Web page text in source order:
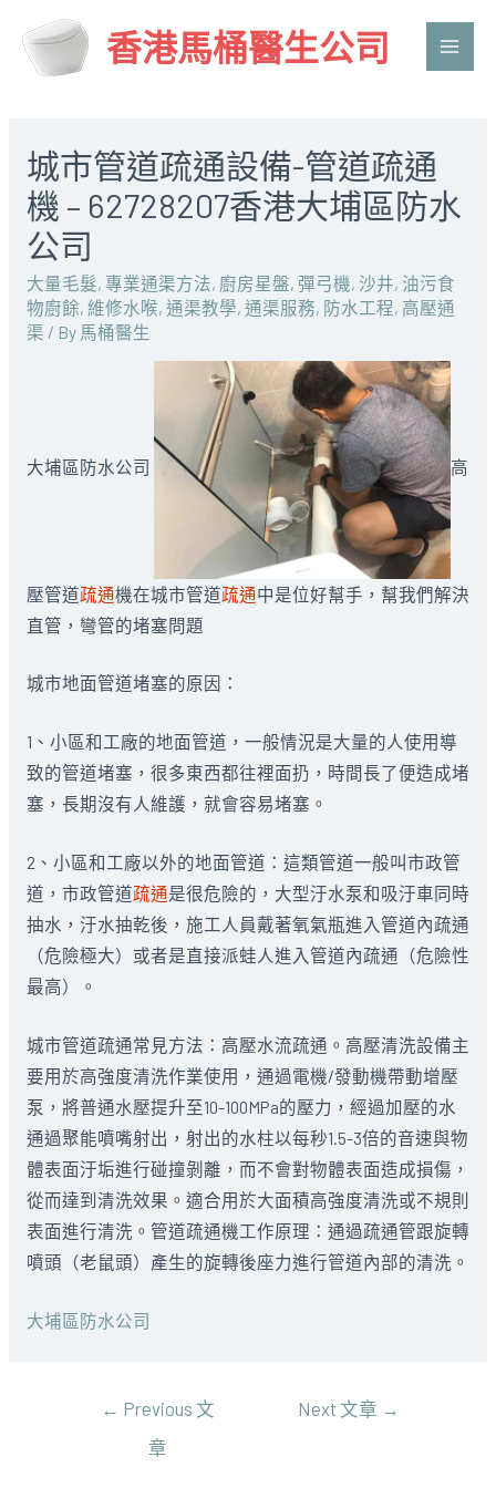
香港馬桶醫生公司
Main
城市管道疏通設備-管道疏通
機 – 62728207香港大埔區防水
公司
大量毛髮, 專業通渠方法, 廚房星盤, 彈弓機, 沙井, 油污食
物廚餘, 維修水喉, 通渠教學, 通渠服務, 防水工程, 高壓通
渠 / By 馬桶醫生
大埔區防水公司 高
壓管道疏通機在城市管道疏通中是位好幫手，幫我們解決
直管，彎管的堵塞問題
城市地面管道堵塞的原因：
1、小區和工廠的地面管道，一般情況是大量的人使用導
致的管道堵塞，很多東西都往裡面扔，時間長了便造成堵
塞，長期沒有人維護，就會容易堵塞。
2、小區和工廠以外的地面管道：這類管道一般叫市政管
道，市政管道疏通是很危險的，大型汙水泵和吸汙車同時
抽水，汙水抽乾後，施工人員戴著氧氣瓶進入管道內疏通
（危險極大）或者是直接派蛙人進入管道內疏通（危險性
最高）。
城市管道疏通常見方法：高壓水流疏通。高壓清洗設備主
要用於高強度清洗作業使用，通過電機/發動機帶動增壓
泵，將普通水壓提升至10-100MPa的壓力，經過加壓的水
通過聚能噴嘴射出，射出的水柱以每秒1.5-3倍的音速與物
體表面汙垢進行碰撞剝離，而不會對物體表面造成損傷，
從而達到清洗效果。適合用於大面積高強度清洗或不規則
表面進行清洗。管道疏通機工作原理：通過疏通管跟旋轉
噴頭（老鼠頭）產生的旋轉後座力進行管道內部的清洗。
大埔區防水公司
← Previous 文
章
Next 文章 →